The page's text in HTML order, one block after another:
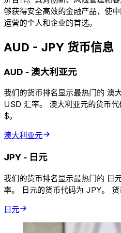
够获得安全高效的金融产品，使
运营的个人和企业的首选。
AUD - JPY 货币信息
AUD - 澳大利亚元
我们的货币排名显示最热门的 澳
USD 汇率。 澳大利亚元的货币
$。
澳大利亚元
JPY - 日元
我们的货币排名显示最热门的 日
率。 日元的货币代码为 JPY。 货
日元